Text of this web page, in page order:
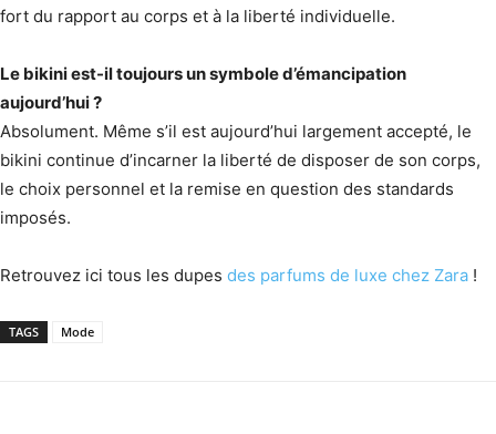
fort du rapport au corps et à la liberté individuelle.
Le bikini est-il toujours un symbole d’émancipation
aujourd’hui ?
Absolument. Même s’il est aujourd’hui largement accepté, le
bikini continue d’incarner la liberté de disposer de son corps,
le choix personnel et la remise en question des standards
imposés.
Retrouvez ici tous les dupes des parfums de luxe chez Zara !
TAGS Mode